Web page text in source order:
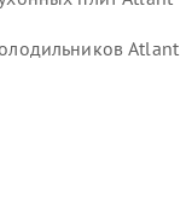
Atlant